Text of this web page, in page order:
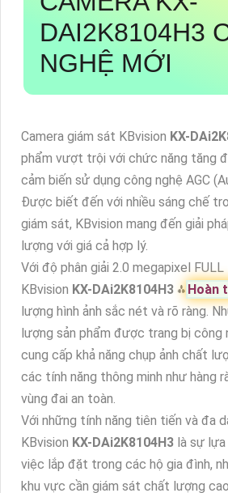
CAMERAKX-
DAI2K8104H3
NGHỆ MỚI
Camera giám sát KBvisionKX-
phẩm vượt trội với chức năng tăng
cảm biến sử dụng công nghệ AGC
Được biết đến với nhiều sáng chế
giám sát, KBvision mang đến giải
lượng với giá cả hợp lý.
Với độ phân giải 2.0 megapixel FULL
KBvisionKX-DAi2K8104H3⁂ Hoàn
lượng hình ảnh sắc nét và rõ ràng.